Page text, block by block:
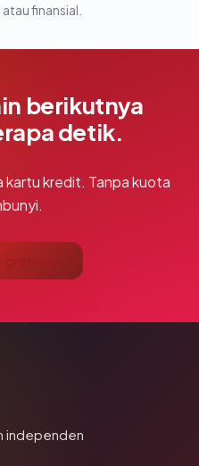
finansial.
berikutnya
detik.
kredit. Tanpa kuota
gratis →
independen